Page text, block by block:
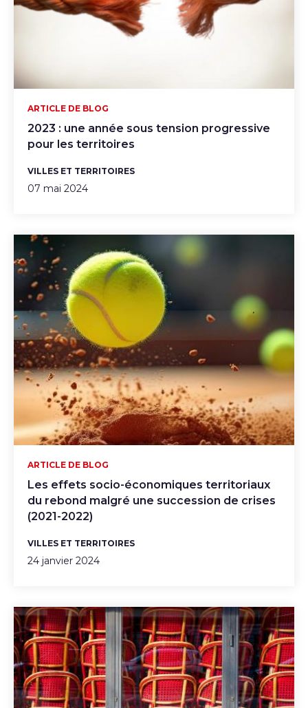
2023 : une année sous tension progressive
pour les territoires
ARTICLE DE BLOG
VILLES ET TERRITOIRES
07 mai 2024
Les effets socio-économiques territoriaux
du rebond malgré une succession de crises
(2021-2022)
ARTICLE DE BLOG
VILLES ET TERRITOIRES
24 janvier 2024